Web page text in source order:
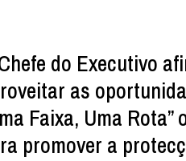
do Executivo
as
Faixa, Uma
promover a